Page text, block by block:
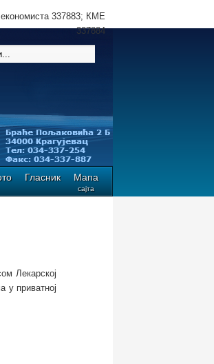
Гласник Мапа
сајта
337883; КМЕ
337884
Лекарској
у приватној